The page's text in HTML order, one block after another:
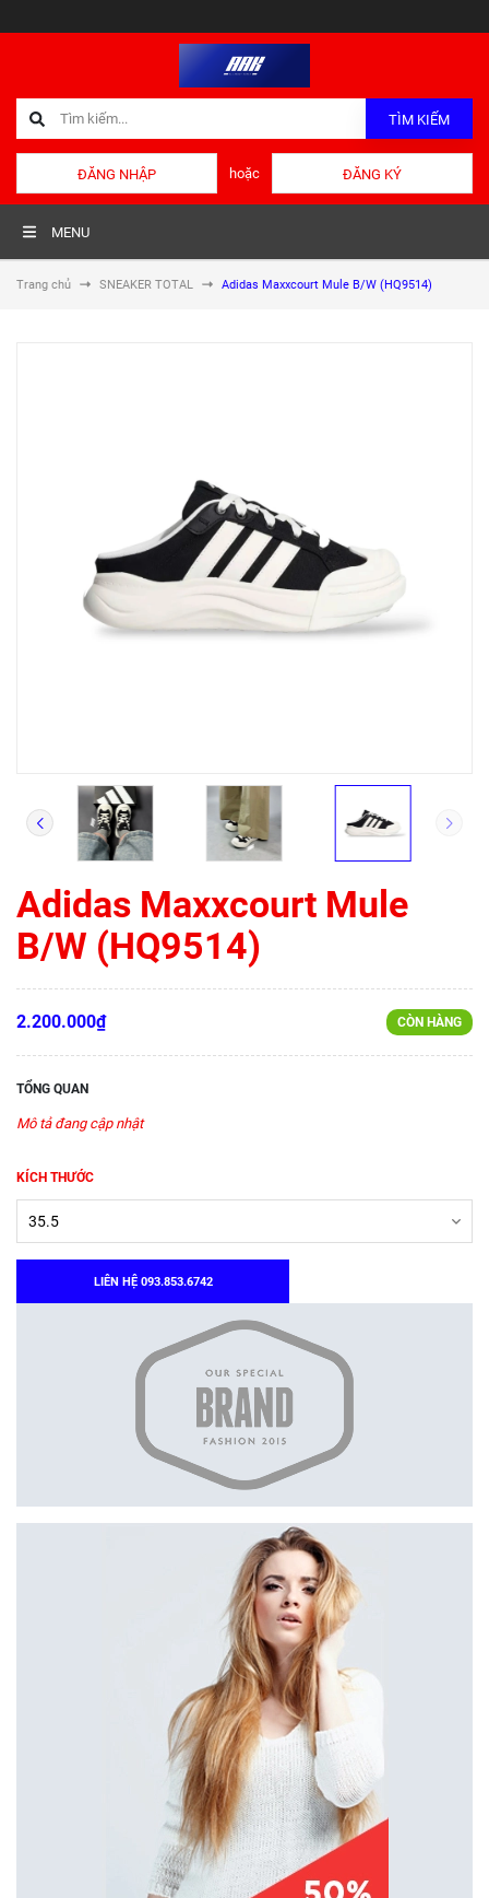
TÌM KIẾM
ĐĂNG NHẬP hoặc ĐĂNG KÝ
MENU
Trang chủ SNEAKER TOTAL Adidas Maxxcourt Mule B/W (HQ9514)
Adidas Maxxcourt Mule
B/W (HQ9514)
2.200.000₫ CÒN HÀNG
TỔNG QUAN
Mô tả đang cập nhật
KÍCH THƯỚC
LIÊN HỆ 093.853.6742